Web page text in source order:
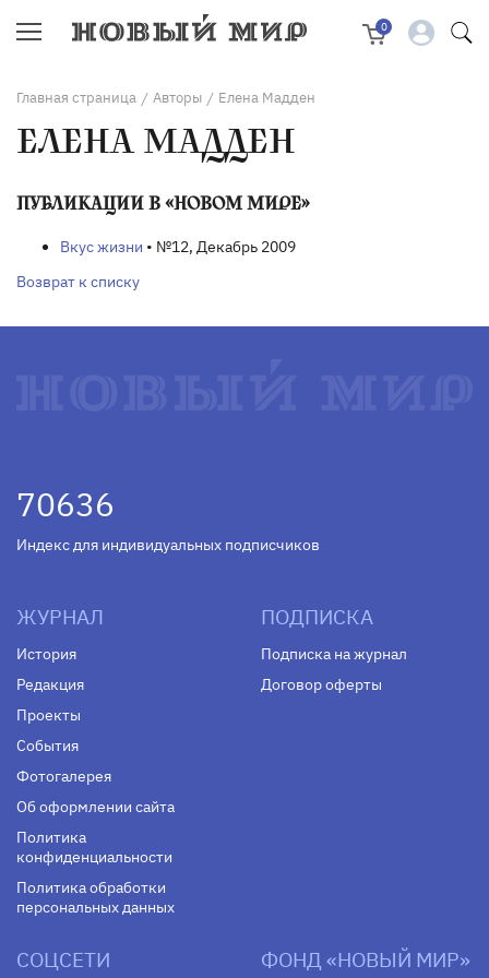
0
Главная страница / Авторы / Елена Мадден
ЕЛЕНА МАДДЕН
ПУБЛИКАЦИИ В «НОВОМ МИРЕ»
Вкус жизни • №12, Декабрь 2009
Возврат к списку
70636
Индекс для индивидуальных подписчиков
ЖУРНАЛ
История
Редакция
Проекты
События
Фотогалерея
Об оформлении сайта
Политика
конфиденциальности
Политика обработки
персональных данных
ПОДПИСКА
Подписка на журнал
Договор оферты
СОЦСЕТИ ФОНД «НОВЫЙ МИР»